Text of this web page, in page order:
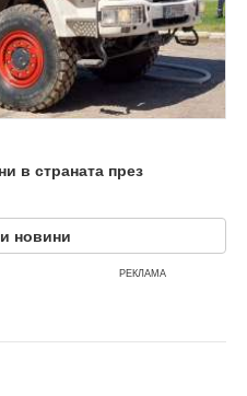
в страната през
новини
РЕКЛАМА